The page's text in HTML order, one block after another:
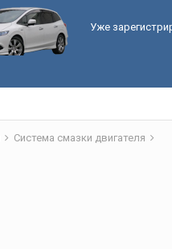
Уже
Система смазки двигателя